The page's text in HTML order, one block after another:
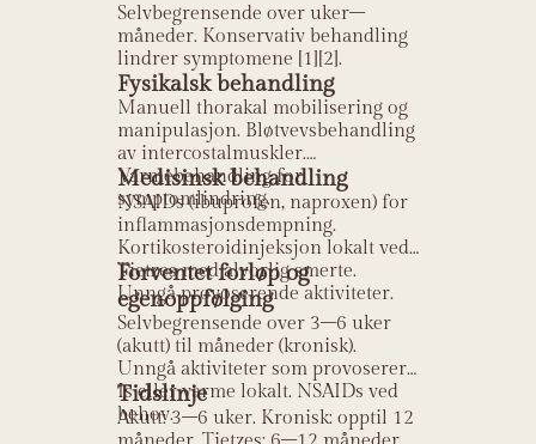
Selvbegrensende over uker–
måneder. Konservativ behandling
lindrer symptomene [1][2].
Fysikalsk behandling
Manuell thorakal mobilisering og
manipulasjon. Bløtvevsbehandling
av intercostalmuskler.
Varmebehandling for
symptomlindring.
Medisinsk behandling
NSAIDs (ibuprofen, naproxen) for
inflammasjonsdempning.
Kortikosteroidinjeksjon lokalt ved
Tietzes med alvorlig smerte.
Unngå provoserende aktiviteter.
Forventet forløp og
egenoppfølging
Selvbegrensende over 3–6 uker
(akutt) til måneder (kronisk).
Unngå aktiviteter som provoserer.
Is eller varme lokalt. NSAIDs ved
behov.
Tidslinje
Akutt: 3–6 uker. Kronisk: opptil 12